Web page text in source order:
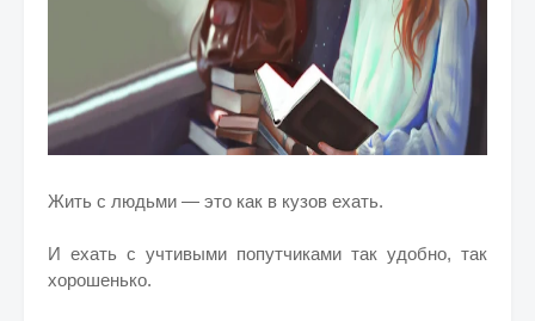
Жить с людьми — это как в кузов ехать.
И ехать с учтивыми попутчиками так удобно, так
хорошенько.